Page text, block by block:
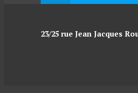
23/25 rue Jean Jacques